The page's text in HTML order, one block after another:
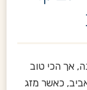
אך הכי טוב
כאשר מזג